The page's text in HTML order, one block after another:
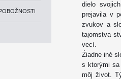
dielo
prejavila v
zvukov a
tajomstva
vecí.
Źiadne iné
s ktorými sa
môj život.